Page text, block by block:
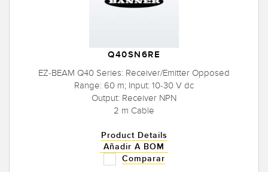
Q40SN6RE
EZ-BEAM Q40 Series: Receiver/Emitter Opposed
Range: 60 m; Input: 10-30 V dc
Output: Receiver NPN
2 m Cable
Product Details
Añadir A BOM
Comparar